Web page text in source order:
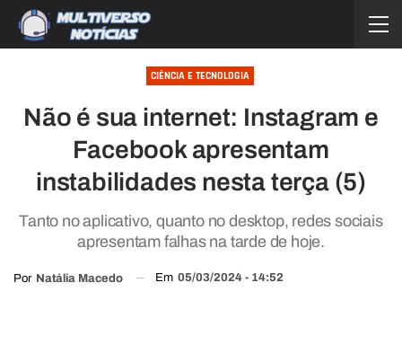
CIÊNCIA E TECNOLOGIA
Não é sua internet: Instagram e
Facebook apresentam
instabilidades nesta terça (5)
Tanto no aplicativo, quanto no desktop, redes sociais
apresentam falhas na tarde de hoje.
Por Natália Macedo Em 05/03/2024 - 14:52